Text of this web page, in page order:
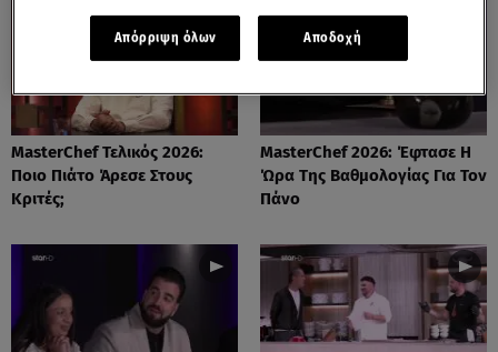
MasterChef Τελικός 2026:
Ποιο Πιάτο Άρεσε Στους
Κριτές;
MasterChef 2026: Έφτασε Η
Ώρα Της Βαθμολογίας Για Τον
Πάνο
Απόρριψη όλων Αποδοχή